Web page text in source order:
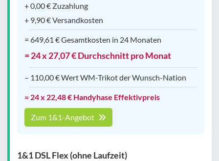
+ 0,00 € Zuzahlung
+ 9,90 € Versandkosten
= 649,61 € Gesamtkosten in 24 Monaten
= 24 x 27,07 € Durchschnitt pro Monat
– 110,00 € Wert WM-Trikot der Wunsch-Nation
= 24 x 22,48 € Handyhase Effektivpreis
Zum 1&1-Angebot
1&1 DSL Flex (ohne Laufzeit)